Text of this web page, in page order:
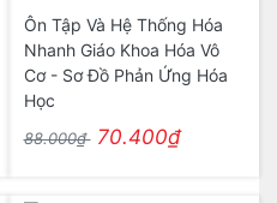
Ôn Tập Và Hệ Thống Hóa
Nhanh Giáo Khoa Hóa Vô
Cơ - Sơ Đồ Phản Ứng Hóa
Học
88.000₫ 70.400₫